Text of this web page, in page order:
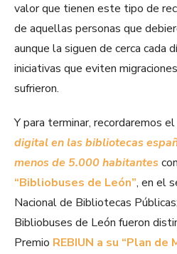
valor que tienen este tipo de
de aquellas personas que
aunque la siguen de cerca cada
iniciativas que eviten
sufrieron.
Y para terminar, recordaremos
digital en las bibliotecas
menos de 5.000 habitantes
“Bibliobuses de León”, en el
Nacional de Bibliotecas
Bibliobuses de León fueron
Premio REBIUN a su “Plan